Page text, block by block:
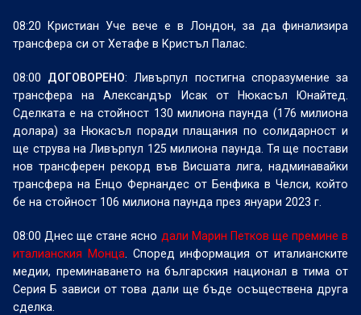
08:20 Кристиан Уче вече е в Лондон, за да финализира
трансфера си от Хетафе в Кристъл Палас.
08:00 ДОГОВОРЕНО: Ливърпул постигна споразумение за
трансфера на Александър Исак от Нюкасъл Юнайтед.
Сделката е на стойност 130 милиона паунда (176 милиона
долара) за Нюкасъл поради плащания по солидарност и
ще струва на Ливърпул 125 милиона паунда. Тя ще постави
нов трансферен рекорд във Висшата лига, надминавайки
трансфера на Енцо Фернандес от Бенфика в Челси, който
бе на стойност 106 милиона паунда през януари 2023 г.
08:00 Днес ще стане ясно дали Марин Петков ще премине в
италианския Монца. Според информация от италианските
медии, преминаването на българския национал в тима от
Серия Б зависи от това дали ще бъде осъществена друга
сделка.